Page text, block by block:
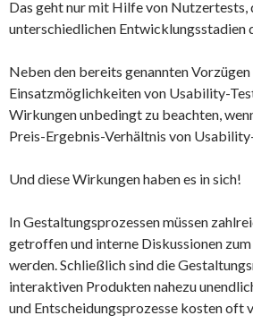
Das geht nur mit Hilfe von Nutzertests,
unterschiedlichen Entwicklungsstadien
Neben den bereits genannten
Einsatzmöglichkeiten von Usability-
Wirkungen unbedingt zu beachten,
Preis-Ergebnis-Verhältnis von
Und diese Wirkungen haben es in sich!
In Gestaltungsprozessen müssen
getroffen und interne Diskussionen
werden. Schließlich sind die
interaktiven Produkten nahezu
und Entscheidungsprozesse kosten oft